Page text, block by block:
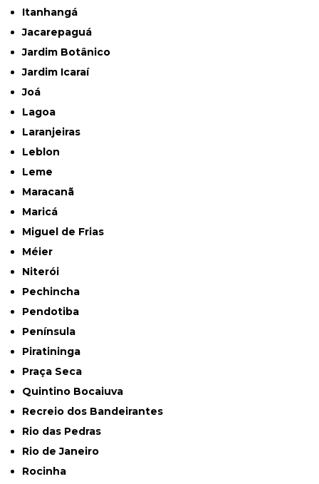
Itanhangá
Jacarepaguá
Jardim Botânico
Jardim Icaraí
Joá
Lagoa
Laranjeiras
Leblon
Leme
Maracanã
Maricá
Miguel de Frias
Méier
Niterói
Pechincha
Pendotiba
Península
Piratininga
Praça Seca
Quintino Bocaiuva
Recreio dos Bandeirantes
Rio das Pedras
Rio de Janeiro
Rocinha